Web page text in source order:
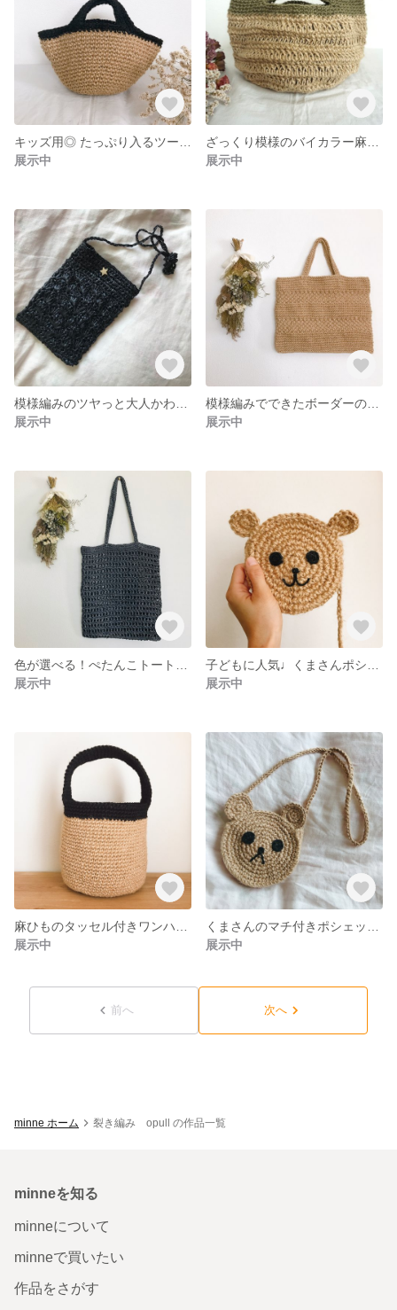
展示中
展示中
展示中
展示中
展示中
展示中
展示中
展示中
前へ 次へ
minne ホーム 裂き編み opull の作品一覧
minneを知る
minneについて
minneで買いたい
作品をさがす